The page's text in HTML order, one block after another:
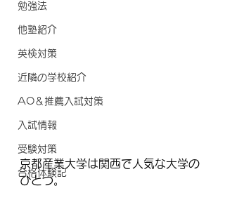
勉強法
他塾紹介
英検対策
近隣の学校紹介
AO＆推薦入試対策
入試情報
受験対策
合格体験記
京都産業大学は関西で人気な大学の
ひとつ。